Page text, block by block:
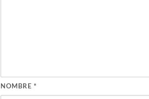
NOMBRE *